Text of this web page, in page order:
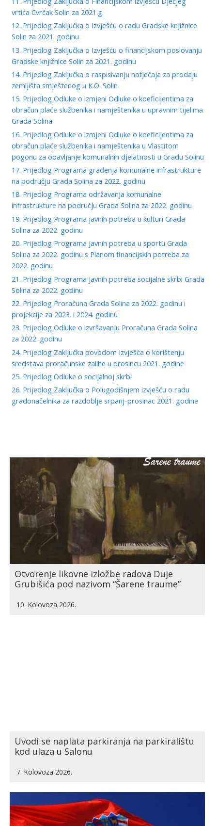
vrtića Cvrčak Solin za 2021.g.
12. Prijedlog Zaključka o Izvješću o radu Gradske knjižnice
Solin za 2021. godinu
13. Prijedlog Zaključka o Izvješću o financijskom poslovanju
Gradske knjižnice Solin za 2021. godinu
14. Prijedlog Zaključka o raspisivanju natječaja za prodaju
zemljišta smještenog u K.O. Solin
15. Prijedlog Odluke o izmjeni Odluke o koeficijentima za
obračun plaće službenika i namještenika u upravnim tijelima
Grada Solina
16. Prijedlog Odluke o izmjeni Odluke o koeficijentima za
obračun plaće službenika i namještenika u Vlastitom
pogonu za obavljanje komunalnih djelatnosti u Gradu Solinu
17. Prijedlog Programa građenja komunalne infrastrukture
na području Grada Solina za 2022. godinu
18. Prijedlog Programa održavanja komunalne
infrastrukture na području Grada Solina za 2022. godinu
19. Prijedlog Programa javnih potreba u kulturi Grada
Solina za 2022. godinu
20. Prijedlog Programa javnih potreba u sportu Grada
Solina za 2022. godinu s Planom financijskih potreba za
2022. godinu
21. Prijedlog Programa javnih potreba socijalne skrbi Grada
Solina za 2022. godinu
22. Prijedlog Proračuna Grada Solina za 2022. godinu i
projekcije za 2023. i 2024. godinu
23. Prijedlog Odluke o izvršavanju Proračuna Grada Solina
za 2022. godinu
24. Prijedlog Zaključka povodom Izvješća o korištenju
sredstava proračunske zalihe u prosincu 2021. godine
25. Prijedlog Odluke o socijalnoj skrbi
26. Prijedlog Zaključka o Polugodišnjem izvješću o radu
gradonačelnika za razdoblje srpanj-prosinac 2021. godine
Otvorenje likovne izložbe radova Duje
Grubišića pod nazivom “Šarene traume”
10. Kolovoza 2026.
Uvodi se naplata parkiranja na parkiralištu
kod ulaza u Salonu
7. Kolovoza 2026.